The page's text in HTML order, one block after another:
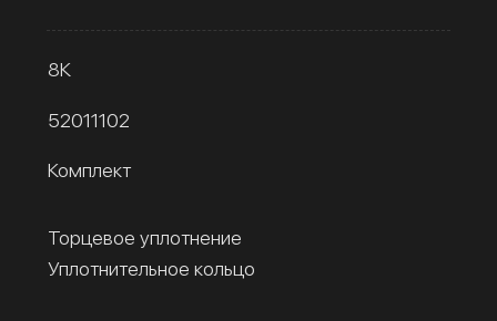
8К
52011102
Комплект
Торцевое уплотнение
Уплотнительное кольцо